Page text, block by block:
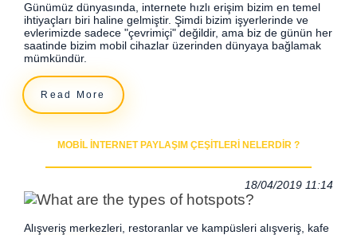
Günümüz dünyasında, internete hızlı erişim bizim en temel
ihtiyaçları biri haline gelmiştir. Şimdi bizim işyerlerinde ve
evlerimizde sadece "çevrimiçi" değildir, ama biz de günün her
saatinde bizim mobil cihazlar üzerinden dünyaya bağlamak
mümkündür.
Read More
MOBIL İNTERNET PAYLAŞIM ÇEŞITLERI NELERDIR ?
18/04/2019 11:14
Alışveriş merkezleri, restoranlar ve kampüsleri alışveriş, kafe